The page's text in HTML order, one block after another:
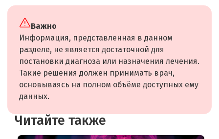
Важно
Информация, представленная в данном
разделе, не является достаточной для
постановки диагноза или назначения лечения.
Такие решения должен принимать врач,
основываясь на полном объёме доступных ему
данных.
Читайте также